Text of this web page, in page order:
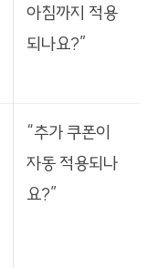
아침까지 적용
되나요?”
“추가 쿠폰이
자동 적용되나
요?”